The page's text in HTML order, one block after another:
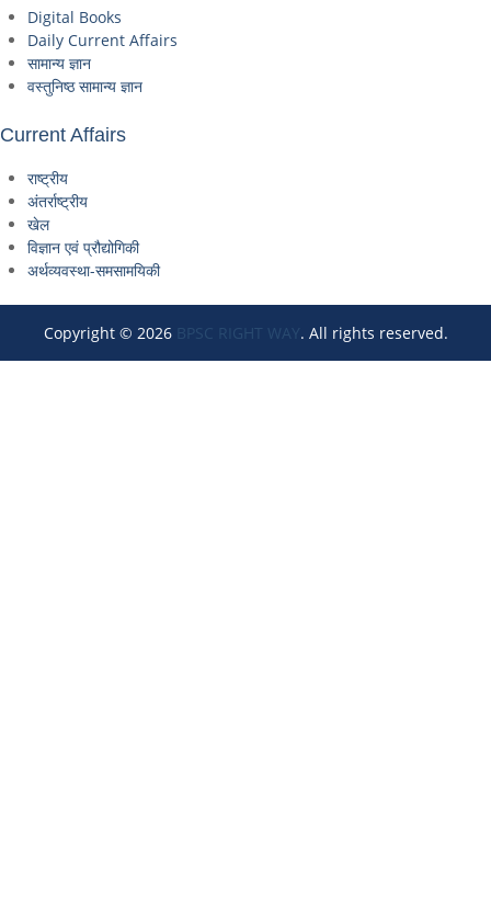
Digital Books
Daily Current Affairs
सामान्य ज्ञान
वस्तुनिष्ठ सामान्य ज्ञान
Current Affairs
राष्ट्रीय
अंतर्राष्ट्रीय
खेल
विज्ञान एवं प्रौद्योगिकी
अर्थव्यवस्था-समसामयिकी
Copyright © 2026 BPSC RIGHT WAY . All rights reserved.